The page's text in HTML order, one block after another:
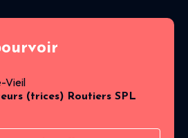
Vieil
(trices) Routiers SPL